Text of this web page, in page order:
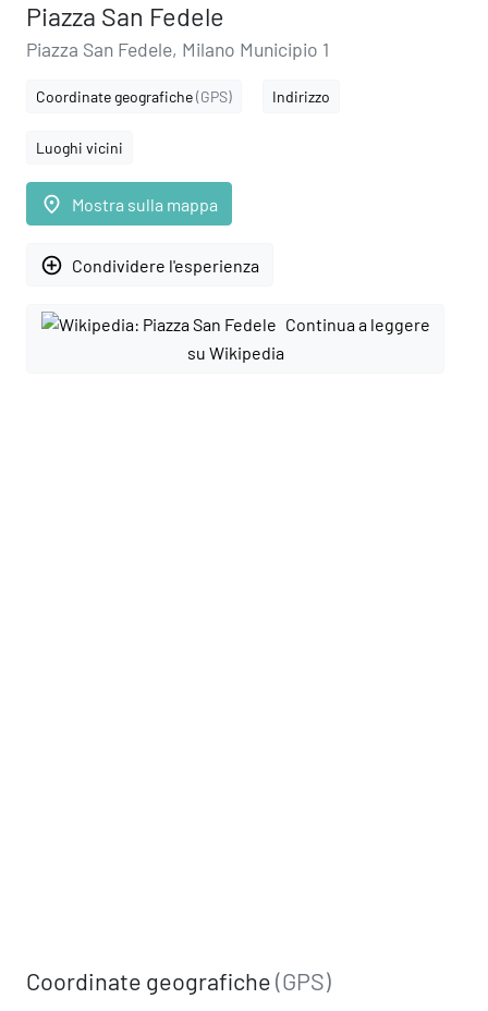
Piazza San Fedele
Piazza San Fedele, Milano Municipio 1
Coordinate geografiche(GPS) Indirizzo
Luoghi vicini
place Mostra sulla mappa
add_circle_outline Condividere l'esperienza
Continua a leggere
su Wikipedia
Coordinate geografiche(GPS)